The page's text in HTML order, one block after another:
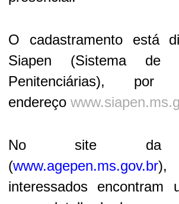
O cadastramento está
Siapen (Sistema de
Penitenciárias),
endereço
No site da
(www.agepen.ms.gov.br
interessados encontram